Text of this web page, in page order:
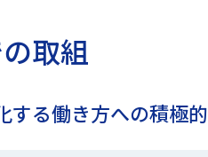
取組
する働き方への積極